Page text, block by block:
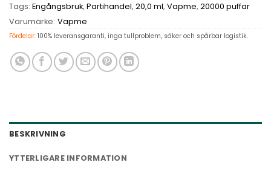
Tags: Engångsbruk, Partihandel, 20,0 ml, Vapme, 20000 puffar
Varumärke: Vapme
Fördelar: 100% leveransgaranti, inga tullproblem, säker och spårbar logistik.
BESKRIVNING
YTTERLIGARE INFORMATION